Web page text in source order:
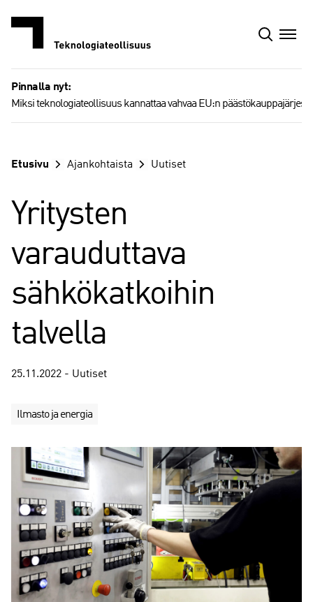
Pinnalla nyt:
Miksi teknologiateollisuus kannattaa vahvaa EU:n
Etusivu Ajankohtaista Uutiset
Yritysten
varauduttava
sähkökatkoihin
talvella
25.11.2022 - Uutiset
Ilmasto ja energia